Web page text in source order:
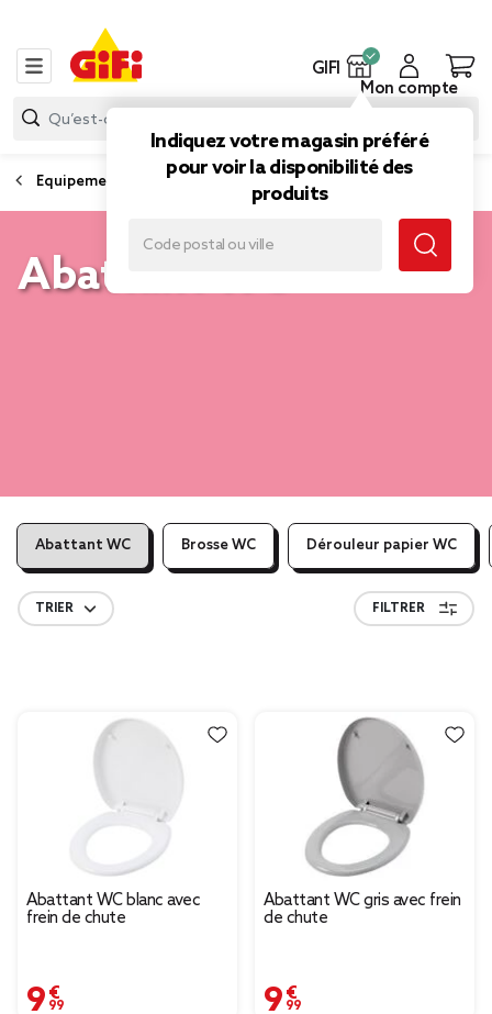
GIFI
Indiquez votre magasin préféré
pour voir la disponibilité des
produits
Mon compte
Equipement WC
Abattant WC
Abattant WC Brosse WC Dérouleur papier WC
TRIER FILTRER
Abattant WC blanc avec
frein de chute
9,99 €
Abattant WC gris avec frein
de chute
9,99 €